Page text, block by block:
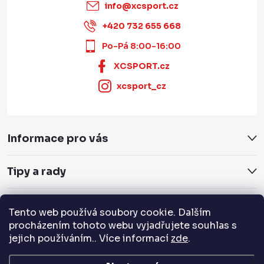
Tento web používá soubory cookie. Dalším
procházením tohoto webu vyjadřujete souhlas s
jejich používáním.. Více informací zde.
info@xcsport.cz
+420 732 655 668
Po-Pá 8:00-16:00
XCSPORT.cz
xcsport_cz
Informace pro vás
Tipy a rady
Servis a služby
Přijímáme online platby